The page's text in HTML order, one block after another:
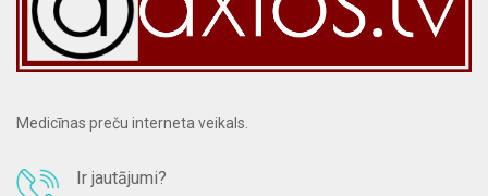
Medicīnas preču interneta veikals.
Ir jautājumi?